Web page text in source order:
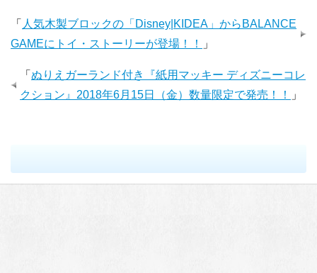
「 人気木製ブロックの「Disney|KIDEA」からBALANCE
GAMEにトイ・ストーリーが登場！！
」
「 ぬりえガーランド付き『紙用マッキー ディズニーコレ
クション』2018年6月15日（金）数量限定で発売！！
」